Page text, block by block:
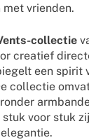
vrienden.
collectie
creatief
een spirit
collectie
voor stuk